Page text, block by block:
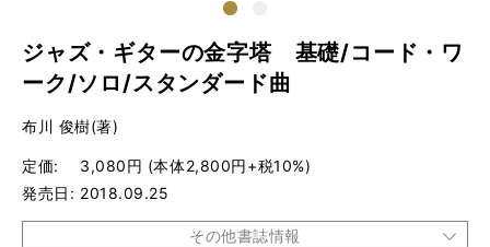
1
ジャズ・ギターの金字塔 基礎/コード・ワ
ーク/ソロ/スタンダード曲
布川 俊樹(著)
定価
3,080円 (本体2,800円+税10%)
発売日
2018.09.25
その他書誌情報